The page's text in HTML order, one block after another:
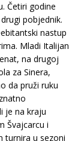
Četiri godine
pobjednik.
nastup
Mladi Italijan
na drugoj
za Sinera,
da pruži ruku
je na kraju
Švajcarcu i
turnira u sezoni